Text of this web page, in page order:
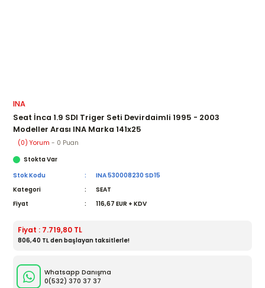
INA
Seat İnca 1.9 SDI Triger Seti Devirdaimli 1995 - 2003
Modeller Arası INA Marka 141x25
(0) Yorum - 0 Puan
Stokta Var
Stok Kodu
INA 530008230 SD15
Kategori
SEAT
Fiyat
116,67 EUR + KDV
Fiyat : 7.719,80 TL
806,40 TL den başlayan taksitlerle!
Whatsapp Danışma
0(532) 370 37 37